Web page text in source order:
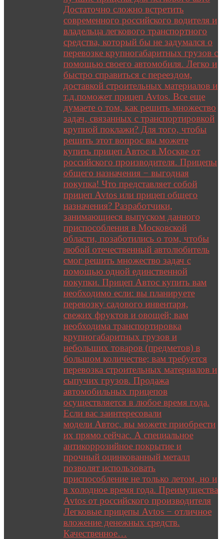
Достаточно сложно встретить
современного российского водителя и
владельца легкового транспортного
средства, который бы не задумался о
перевозке крупногабаритных грузов с
помощью своего автомобиля. Легко и
быстро справиться с переездом,
доставкой строительных материалов и
т.д.поможет прицеп Avtos. Все еще
думаете о том, как решить множество
задач, связанных с транспортировкой
крупной поклажи? Для того, чтобы
решить этот вопрос вы можете
купить прицеп Автос в Москве от
российского производителя. Прицепы
общего назначения − выгодная
покупка! Что представляет собой
прицеп Avtos или прицеп общего
назначения? Разработчики,
занимающиеся выпуском данного
приспособления в Московской
области, позаботились о том, чтобы
любой отечественный автолюбитель
смог решить множество задач с
помощью одной единственной
покупки. Прицеп Автос купить вам
необходимо если: вы планируете
перевозку садового инвентаря,
свежих фруктов и овощей; вам
необходима транспортировка
крупногабаритных грузов и
небольших товаров (предметов) в
большом количестве; вам требуется
перевозка строительных материалов и
сыпучих грузов. Продажа
автомобильных прицепов
осуществляется в любое время года.
Если вас заинтересовали
модели Автос, вы можете приобрести
их прямо сейчас. А специальное
антикоррозийное покрытие и
прочный оцинкованный металл
позволят использовать
приспособление не только летом, но и
в холодное время года. Преимущества
Avtos от российского производителя
Легковые прицепы Avtos − отличное
вложение денежных средств.
Качественное…